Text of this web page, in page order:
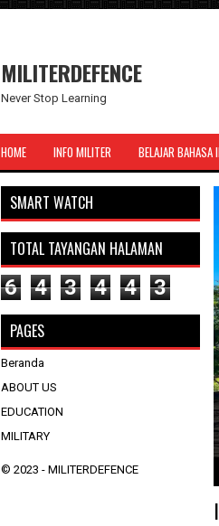
MILITERDEFENCE
Never Stop Learning
HOME INFO MILITER BELAJAR BAHASA
5
SMART WATCH
TOTAL TAYANGAN HALAMAN
6 4 3 4 4 3
PAGES
Beranda
ABOUT US
EDUCATION
MILITARY
© 2023 - MILITERDEFENCE